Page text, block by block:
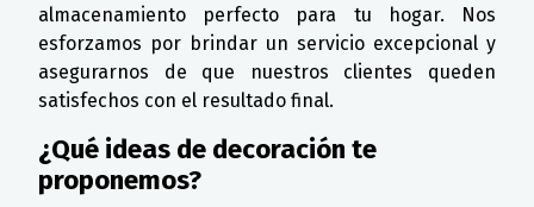
almacenamiento perfecto para tu hogar. Nos
esforzamos por brindar un servicio excepcional y
asegurarnos de que nuestros clientes queden
satisfechos con el resultado final.
¿Qué ideas de decoración te
proponemos?